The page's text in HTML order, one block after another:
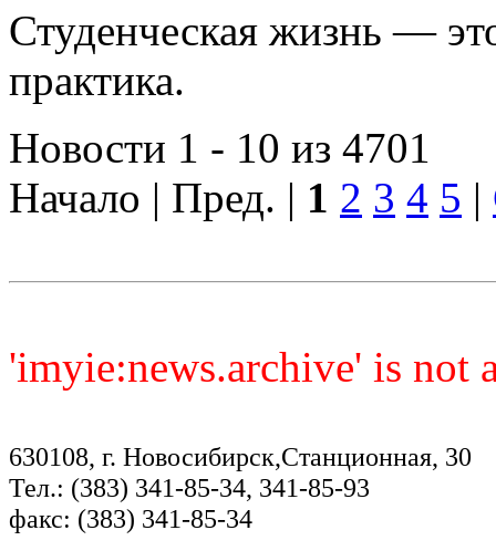
Студенческая жизнь —
практика.
Новости 1 - 10 из 4701
Начало | Пред. | 1 2 3 4 5 |
'imyie:news.archive' is not
630108, г. Новосибирск,Станционная, 30
Тел.: (383) 341-85-34, 341-85-93
факс: (383) 341-85-34